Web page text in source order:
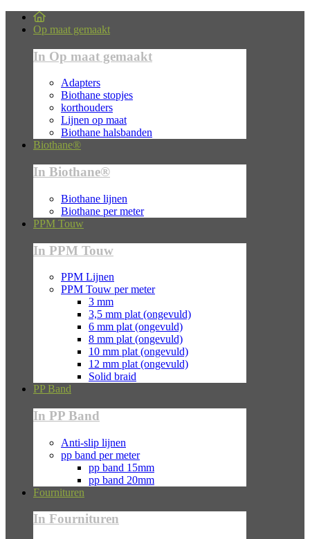
Op maat gemaakt
In Op maat gemaakt
Adapters
Biothane stopjes
korthouders
Lijnen op maat
Biothane halsbanden
Biothane®
In Biothane®
Biothane lijnen
Biothane per meter
PPM Touw
In PPM Touw
PPM Lijnen
PPM Touw per meter
3 mm
3,5 mm plat (ongevuld)
6 mm plat (ongevuld)
8 mm plat (ongevuld)
10 mm plat (ongevuld)
12 mm plat (ongevuld)
Solid braid
PP Band
In PP Band
Anti-slip lijnen
pp band per meter
pp band 15mm
pp band 20mm
Fournituren
In Fournituren